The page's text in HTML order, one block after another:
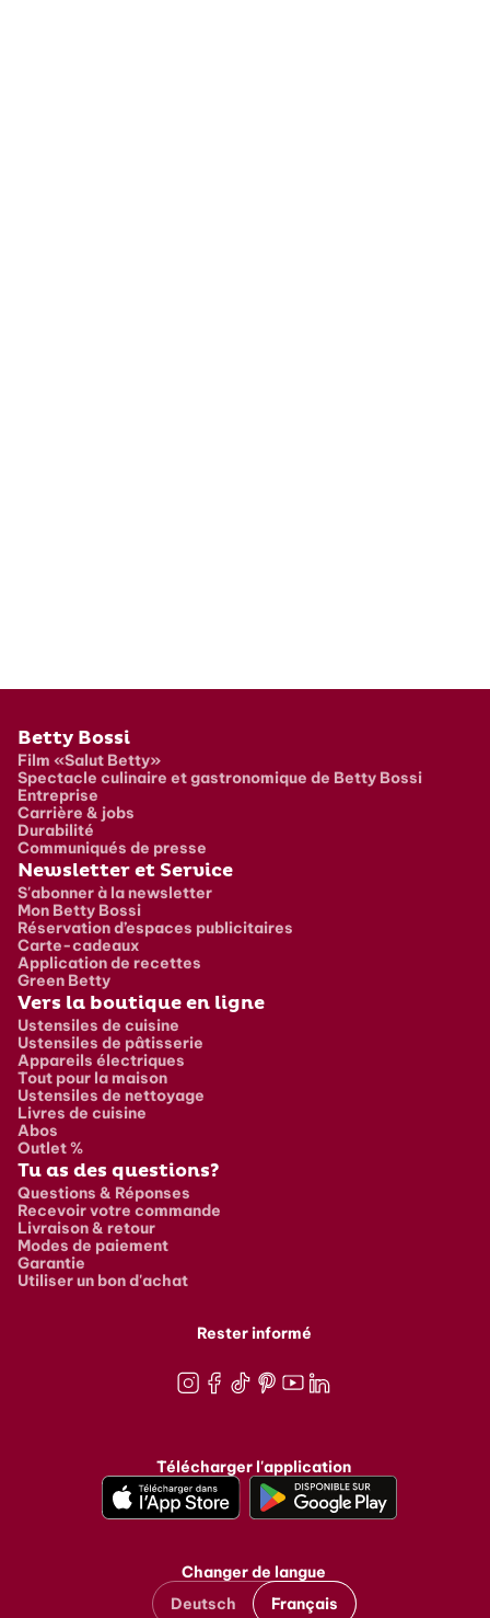
Pied de page
Betty Bossi
Film «Salut Betty»
Spectacle culinaire et gastronomique de Betty Bossi
Entreprise
Carrière & jobs
Durabilité
Communiqués de presse
Newsletter et Service
S'abonner à la newsletter
Mon Betty Bossi
Réservation d’espaces publicitaires
Carte-cadeaux
Application de recettes
Green Betty
Vers la boutique en ligne
Ustensiles de cuisine
Ustensiles de pâtisserie
Appareils électriques
Tout pour la maison
Ustensiles de nettoyage
Livres de cuisine
Abos
Outlet %
Tu as des questions?
Questions & Réponses
Recevoir votre commande
Livraison & retour
Modes de paiement
Garantie
Utiliser un bon d'achat
Rester informé
Télécharger l'application
Changer de langue
Deutsch
Français